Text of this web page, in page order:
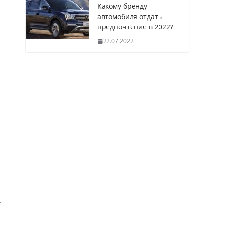
Какому бренду
автомобиля отдать
предпочтение в 2022?
22.07.2022